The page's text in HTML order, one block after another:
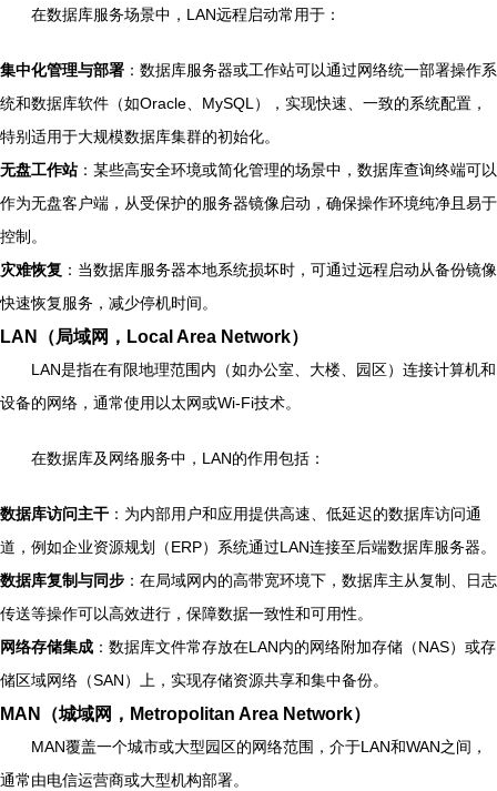
在数据库服务场景中，LAN远程启动常用于：
集中化管理与部署 ：数据库服务器或工作站可以通过网络统一部署操作系
统和数据库软件（如Oracle、MySQL），实现快速、一致的系统配置，
特别适用于大规模数据库集群的初始化。
无盘工作站：某些高安全环境或简化管理的场景中，数据库查询终端可以
作为无盘客户端，从受保护的服务器镜像启动，确保操作环境纯净且易于
控制。
灾难恢复 ：当数据库服务器本地系统损坏时，可通过远程启动从备份镜像
快速恢复服务，减少停机时间。
LAN（局域网，Local Area Network）
LAN是指在有限地理范围内（如办公室、大楼、园区）连接计算机和
设备的网络，通常使用以太网或Wi-Fi技术。
在数据库及网络服务中，LAN的作用包括：
数据库访问主干 ：为内部用户和应用提供高速、低延迟的数据库访问通
道，例如企业资源规划（ERP）系统通过LAN连接至后端数据库服务器。
数据库复制与同步 ：在局域网内的高带宽环境下，数据库主从复制、日志
传送等操作可以高效进行，保障数据一致性和可用性。
网络存储集成 ：数据库文件常存放在LAN内的网络附加存储（NAS）或存
储区域网络（SAN）上，实现存储资源共享和集中备份。
MAN（城域网，Metropolitan Area Network）
MAN覆盖一个城市或大型园区的网络范围，介于LAN和WAN之间，
通常由电信运营商或大型机构部署。